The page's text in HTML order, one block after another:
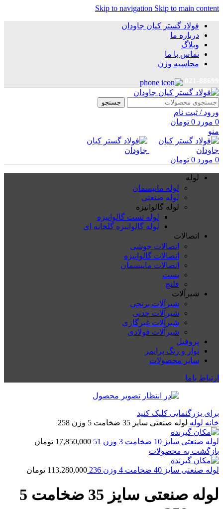
Skip to navigation Skip to main content
فولاد گستر کیان جاودان
درباره ما
وبلاگ
تماس با ما
محاسبه وزن
جستجو
ورود / ثبت نام
0 مورد 0 تومان
منو
0 مورد 0 تومان
لوله
لوله مانیسمان
لوله صنعتی
لوله گالوانیزه
لوله تست گالوانیزه
لوله گالوانیزه گلخانه ای
اتصالات
اتصالات جوشی
اتصالات گالوانیزه
اتصالات مانیسمان
بست
فلنچ
شیرآلات
شیرآلات برنجی
شیرآلات چدنی
شیرآلات غیرگازی
شیرآلات فولادی
پروفیل
نوار و رنگ پرایمر
سایر محصولات
ارتباط باما
برای بزرگنمایی کلیک کنید
خانه لوله لوله صنعتی سایز 35 ضخامت 5 وزن 258
لوله صنعتی سایز 10 ضخامت 3 وزن 51 17,850,000 تومان
بازگشت به محصولات
لوله صنعتی سایز 40 ضخامت 4 وزن 236 113,280,000 تومان
لوله صنعتی سایز 35 ضخامت 5